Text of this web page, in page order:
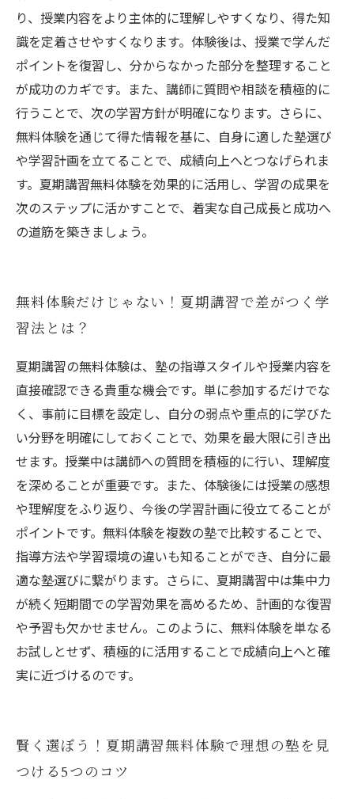
り、授業内容をより主体的に理解しやすくなり、得た知
識を定着させやすくなります。体験後は、授業で学んだ
ポイントを復習し、分からなかった部分を整理すること
が成功のカギです。また、講師に質問や相談を積極的に
行うことで、次の学習方針が明確になります。さらに、
無料体験を通じて得た情報を基に、自身に適した塾選び
や学習計画を立てることで、成績向上へとつなげられま
す。夏期講習無料体験を効果的に活用し、学習の成果を
次のステップに活かすことで、着実な自己成長と成功へ
の道筋を築きましょう。
無料体験だけじゃない！夏期講習で差がつく学
習法とは？
夏期講習の無料体験は、塾の指導スタイルや授業内容を
直接確認できる貴重な機会です。単に参加するだけでな
く、事前に目標を設定し、自分の弱点や重点的に学びた
い分野を明確にしておくことで、効果を最大限に引き出
せます。授業中は講師への質問を積極的に行い、理解度
を深めることが重要です。また、体験後には授業の感想
や理解度をふり返り、今後の学習計画に役立てることが
ポイントです。無料体験を複数の塾で比較することで、
指導方法や学習環境の違いも知ることができ、自分に最
適な塾選びに繋がります。さらに、夏期講習中は集中力
が続く短期間での学習効果を高めるため、計画的な復習
や予習も欠かせません。このように、無料体験を単なる
お試しとせず、積極的に活用することで成績向上へと確
実に近づけるのです。
賢く選ぼう！夏期講習無料体験で理想の塾を見
つける5つのコツ